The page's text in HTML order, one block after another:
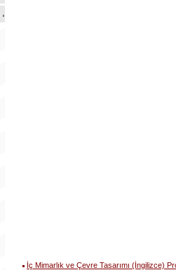
İç Mimarlık ve Çevre Tasarımı (İngilizce)